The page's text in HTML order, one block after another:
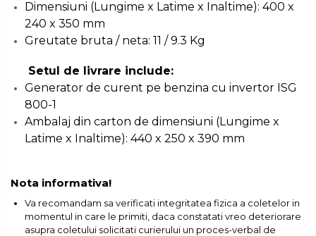
Subler
Topoare & Toporisti
Nivele
Ruleta de Masurat
Amortizoare Hidraulice
Constructii
Scule Unelte Accesorii
Unelte de Zugravit
Dimensiuni (Lungime x Latime x Inaltime): 400 x
240 x 350 mm
Greutate bruta / neta: 11 / 9.3 Kg
Setul de livrare include:
Generator de curent pe benzina cu invertor ISG
800-1
Ambalaj din carton de dimensiuni (Lungime x
Latime x Inaltime): 440 x 250 x 390 mm
Nota informativa!
Va recomandam sa verificati integritatea fizica a coletelor in
momentul in care le primiti, daca constatati vreo deteriorare
asupra coletului solicitati curierului un proces-verbal de